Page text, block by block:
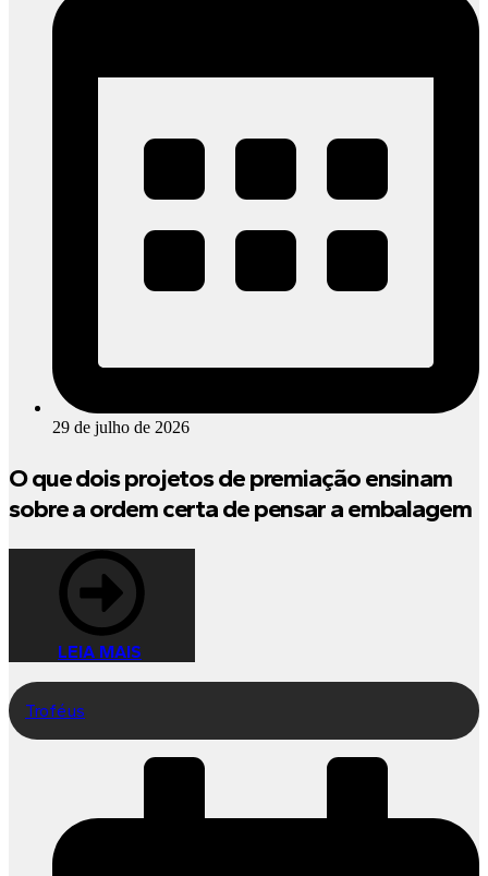
29 de julho de 2026
O que dois projetos de premiação ensinam
sobre a ordem certa de pensar a embalagem
LEIA MAIS
Troféus